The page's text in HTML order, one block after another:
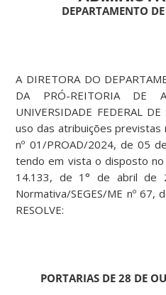
DEPARTAMENTO
A DIRETORA DO
DA PRÓ-REITORIA DE
UNIVERSIDADE FEDERAL
uso das atribuições previstas
nº 01/PROAD/2024, de 05
tendo em vista o disposto no
14.133, de 1° de abril de
Normativa/SEGES/ME nº 67,
RESOLVE:
PORTARIAS DE 28 DE